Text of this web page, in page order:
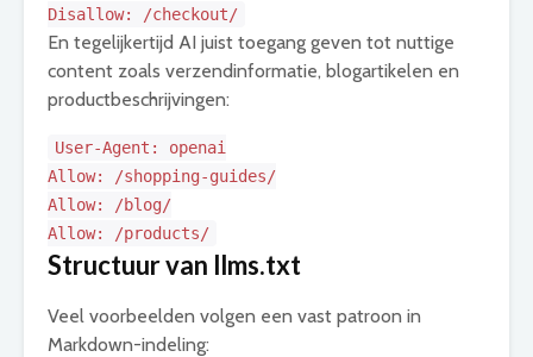
Disallow: /checkout/
En tegelijkertijd AI juist toegang geven tot nuttige
content zoals verzendinformatie, blogartikelen en
productbeschrijvingen:
User-Agent: openai
Allow: /shopping-guides/
Allow: /blog/
Allow: /products/
Structuur van llms.txt
Veel voorbeelden volgen een vast patroon in
Markdown-indeling: